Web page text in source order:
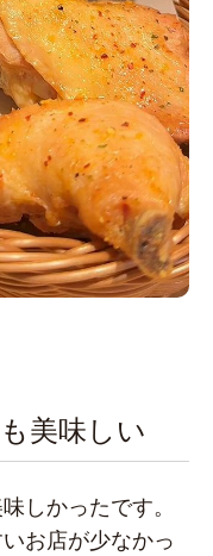
美味しい
しかったです。
お店が少なかっ